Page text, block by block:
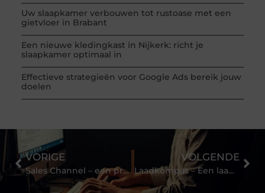
Uw slaapkamer verbouwen tot rustoase met een
gietvloer in Brabant
Een nieuwe kledingkast in Nijkerk: richt je
slaapkamer optimaal in
Effectieve strategieën voor Google Ads bereik jouw
doelen
VORIGE
Sales Channel – een printer kopen, leasen of huren.
VOLGENDE
Laadkompas – Een laadpaal voor de deur